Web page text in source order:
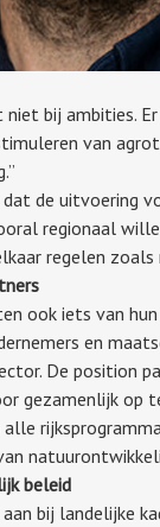
bij ambities.
van
de uitvoering
regionaal
regelen
ook iets van
en
De position
gezamenlijk
beleid
bij landelijke